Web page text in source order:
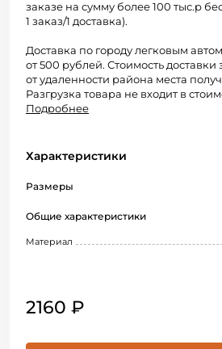
2160 ₽
заказе на сумму более 100 тыс.р
1 заказ/1 доставка).
Доставка по городу легковым
от 500 рублей. Стоимость доставки
от удаленности района места
Разгрузка товара не входит в
Подробнее
Характеристики
Размеры
Общие характеристики
Материал